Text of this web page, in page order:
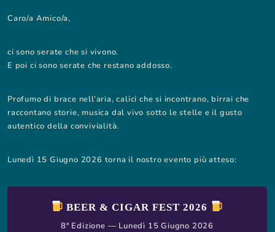
Caro/a Amico/a,
ci sono serate che si vivono.
E poi ci sono serate che restano addosso.
Profumo di brace nell’aria, calici che si incontrano, birrai che
raccontano storie, musica dal vivo sotto le stelle e il gusto
autentico della convivialità.
Lunedì 15 Giugno 2026 torna il nostro evento più atteso:
BEER & CIGAR FEST 2026
8ª Edizione — Lunedì 15 Giugno 2026